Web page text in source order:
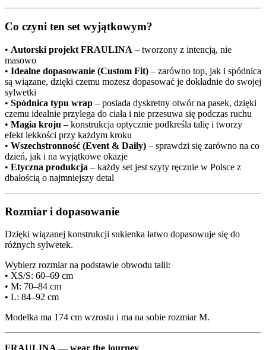
Co czyni ten set wyjątkowym?
• Autorski projekt FRAULINA – tworzony z intencją, nie
masowo
• Idealne dopasowanie (Custom Fit) – zarówno top, jak i spódnica
są wiązane, dzięki czemu możesz dopasować je dokładnie do swojej
sylwetki
• Spódnica typu wrap – posiada dyskretny otwór na pasek, dzięki
czemu idealnie przylega do ciała i nie przesuwa się podczas ruchu
• Magia kroju – konstrukcja optycznie podkreśla talię i tworzy
efekt lekkości przy każdym kroku
• Wszechstronność (Event & Daily) – sprawdzi się zarówno na co
dzień, jak i na wyjątkowe okazje
• Etyczna produkcja – każdy set jest szyty ręcznie w Polsce z
dbałością o najmniejszy detal
Rozmiar i dopasowanie
Dzięki wiązanej konstrukcji sukienka łatwo dopasowuje się do
różnych sylwetek.
Wybierz rozmiar na podstawie obwodu talii:
• XS/S: 60–69 cm
• M: 70–84 cm
• L: 84–92 cm
Modelka ma 174 cm wzrostu i ma na sobie rozmiar M.